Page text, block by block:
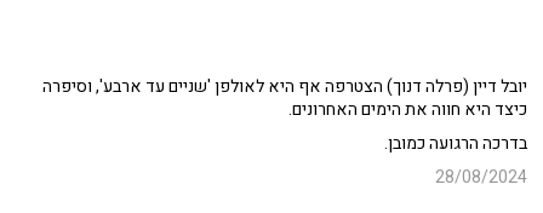
יובל דיין (פרלה דנוך) הצטרפה אף היא לאולפן 'שניים עד ארבע', וסיפרה
כיצד היא חווה את הימים האחרונים.
בדרכה הרגועה כמובן.
28/08/2024